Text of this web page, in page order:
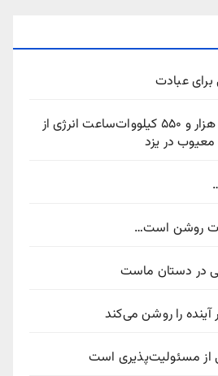
عبادت
احصا دو میلیون و ۵۰۹ هزار و ۵۵۰ کیلووات‌ساعت انرژی از
در یزد
روشن است…
در دستان ماست
را روشن می‌کند
از مسئولیت‌پذیری است